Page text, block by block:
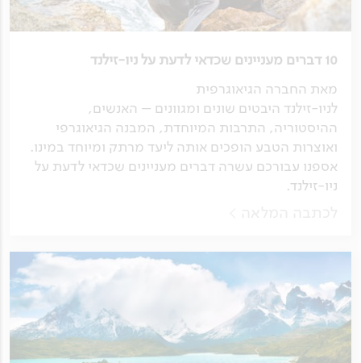
10 דברים מעניינים שכדאי לדעת על ניו-זילנד
מאת החברה הגיאוגרפית
לניו-זילנד היבטים שונים ומגוונים – האנשים,
ההיסטוריה, התרבות המיוחדת, המבנה הגיאוגרפי
ואוצרות הטבע הופכים אותה ליעד מרתק ומיוחד במינו.
אספנו עבורכם עשרה דברים מעניינים שכדאי לדעת על
ניו-זילנד.